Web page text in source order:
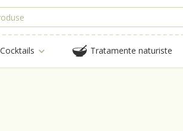
Tratamente naturiste